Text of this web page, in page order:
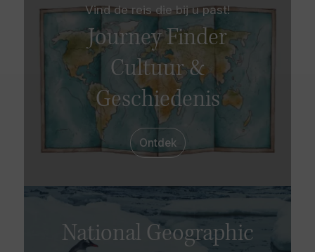
Vind de reis die bij u past!
Journey Finder
Cultuur &
Geschiedenis
Ontdek
National Geographic